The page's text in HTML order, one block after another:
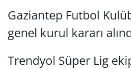
Gaziantep Futbol
genel kurul kararı
Trendyol Süper Lig